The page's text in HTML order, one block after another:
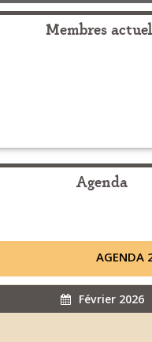
Membres
Agenda
AGENDA
Février 2026